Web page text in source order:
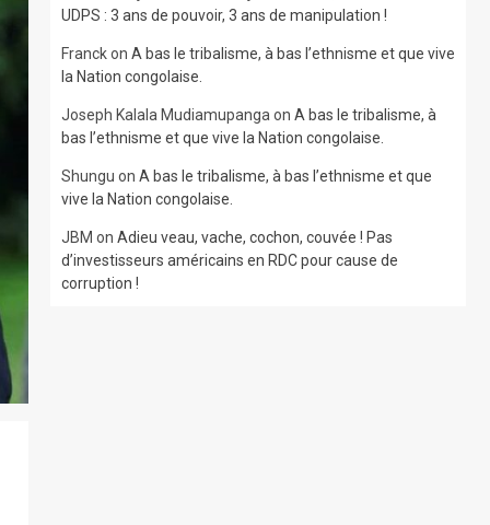
UDPS : 3 ans de pouvoir, 3 ans de manipulation !
Franckon A bas le tribalisme, à bas l’ethnisme et que vive
la Nation congolaise.
Joseph Kalala Mudiamupanga on A bas le tribalisme, à
bas l’ethnisme et que vive la Nation congolaise.
Shungu on A bas le tribalisme, à bas l’ethnisme et que
vive la Nation congolaise.
JBM on Adieu veau, vache, cochon, couvée ! Pas
d’investisseurs américains en RDC pour cause de
corruption !